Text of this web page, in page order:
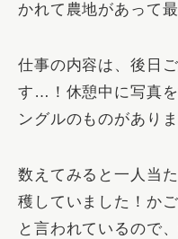
かれて農地があって
仕事の内容は、後日
す…！休憩中に写真
ングルのものがあり
数えてみると一人当
穫していました！か
と言われているので、